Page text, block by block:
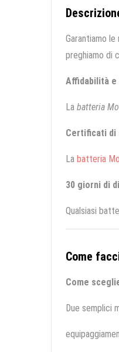
Garantiamo
preghiamo di
Affidabilità
La batteria
Certificati di
La batteria
30 giorni di
Qualsiasi
Come
Come
Due semplici